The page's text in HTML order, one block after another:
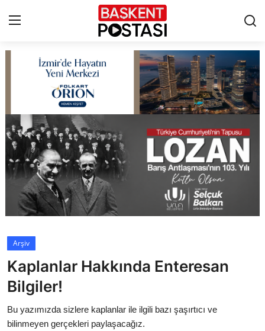
Çerez Politikası
Künye
Ankara
TBMM
Cumhurbaşkanlığı
Bakanlıklar
Siyasi Partiler
Arşiv
Kaplanlar Hakkında Enteresan
Bilgiler!
Bu yazımızda sizlere kaplanlar ile ilgili bazı şaşırtıcı ve
bilinmeyen gerçekleri paylaşacağız.